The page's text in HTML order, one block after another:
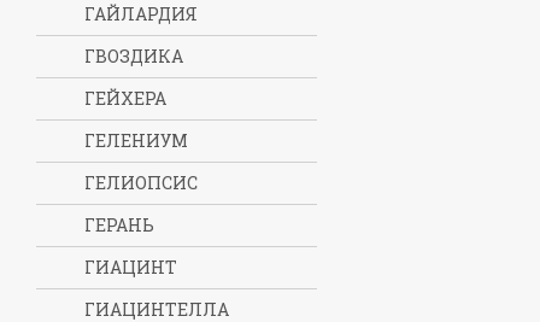
ГАЙЛАРДИЯ
ГВОЗДИКА
ГЕЙХЕРА
ГЕЛЕНИУМ
ГЕЛИОПСИС
ГЕРАНЬ
ГИАЦИНТ
ГИАЦИНТЕЛЛА